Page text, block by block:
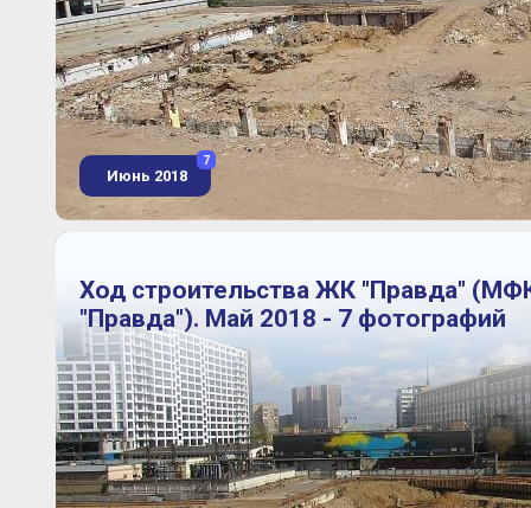
Июнь 2018
7
Ход строительства ЖК "Правда"
"Правда"). Май 2018 - 7 фотографий